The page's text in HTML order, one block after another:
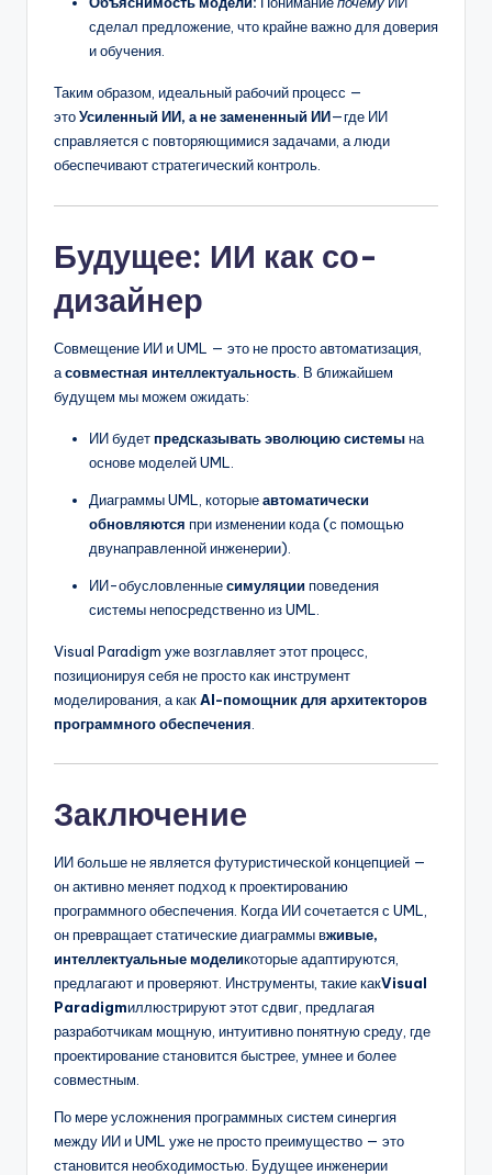
сделал предложение, что крайне важно для доверия
и обучения.
Таким образом, идеальный рабочий процесс —
этоУсиленный ИИ, а не замененный ИИ—где ИИ
справляется с повторяющимися задачами, а люди
обеспечивают стратегический контроль.
Будущее: ИИ как со-
дизайнер
Совмещение ИИ и UML — это не просто автоматизация,
асовместная интеллектуальность . В ближайшем
будущем мы можем ожидать:
ИИ будетпредсказывать эволюцию системына
основе моделей UML.
Диаграммы UML, которыеавтоматически
обновляются при изменении кода (с помощью
двунаправленной инженерии).
ИИ-обусловленныесимуляцииповедения
системы непосредственно из UML.
Visual Paradigm уже возглавляет этот процесс,
позиционируя себя не просто как инструмент
моделирования, а какAI-помощник для архитекторов
программного обеспечения
Заключение
ИИ больше не является футуристической концепцией —
он активно меняет подход к проектированию
программного обеспечения. Когда ИИ сочетается с UML,
он превращает статические диаграммы вживые,
интеллектуальные моделикоторые адаптируются,
предлагают и проверяют. Инструменты, такие какVisual
Paradigmиллюстрируют этот сдвиг, предлагая
разработчикам мощную, интуитивно понятную среду, где
проектирование становится быстрее, умнее и более
совместным.
По мере усложнения программных систем синергия
между ИИ и UML уже не просто преимущество — это
становится необходимостью. Будущее инженерии